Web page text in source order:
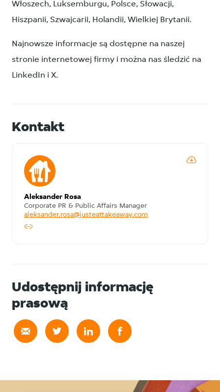
Włoszech, Luksemburgu, Polsce, Słowacji,
Hiszpanii, Szwajcarii, Holandii, Wielkiej Brytanii.
Najnowsze informacje są dostępne na naszej
stronie internetowej firmy i można nas śledzić na
LinkedIn i X.
Kontakt
Aleksander Rosa
Corporate PR & Public Affairs Manager
aleksander.rosa@justeattakeaway.com
Udostępnij informację
prasową